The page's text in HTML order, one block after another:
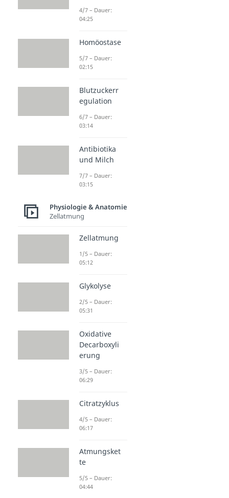
4/7 – Dauer:
04:25
Homöostase
5/7 – Dauer:
02:15
Blutzuckerr
egulation
6/7 – Dauer:
03:14
Antibiotika
und Milch
7/7 – Dauer:
03:15
Physiologie & Anatomie
Zellatmung
Zellatmung
1/5 – Dauer:
05:12
Glykolyse
2/5 – Dauer:
05:31
Oxidative
Decarboxyli
erung
3/5 – Dauer:
06:29
Citratzyklus
4/5 – Dauer:
06:17
Atmungsket
te
5/5 – Dauer:
04:44